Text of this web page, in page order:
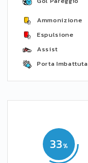
Ammonizione
Espulsione
Assist
Porta Imbattuta
33